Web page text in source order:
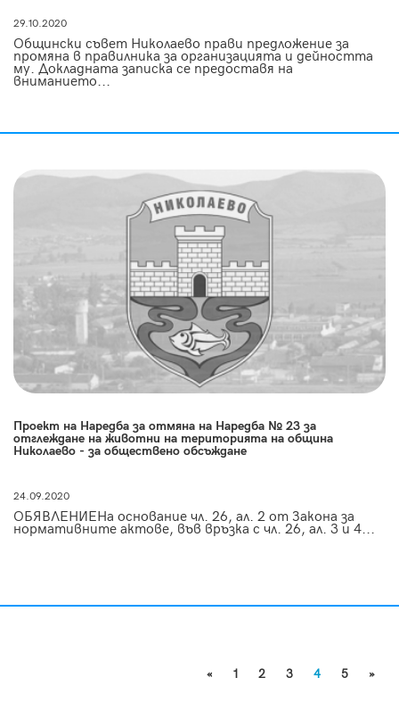
29.10.2020
Общински съвет Николаево прави предложение за
промяна в правилника за организацията и дейността
му. Докладната записка се предоставя на
вниманието...
Проект на Наредба за отмяна на Наредба № 23 за
отглеждане на животни на територията на община
Николаево - за обществено обсъждане
24.09.2020
ОБЯВЛЕНИЕНа основание чл. 26, ал. 2 от Закона за
нормативните актове, във връзка с чл. 26, ал. 3 и 4...
« 1 2 3 4 5 »